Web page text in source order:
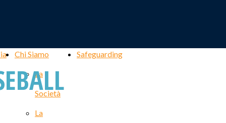
Chi Siamo
La
Società
La
Safeguarding